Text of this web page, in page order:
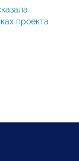
проекта